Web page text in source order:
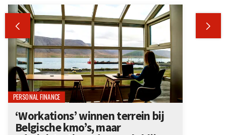
 
PERSONAL FINANCE
‘Workations’ winnen terrein bij
Belgische kmo’s, maar